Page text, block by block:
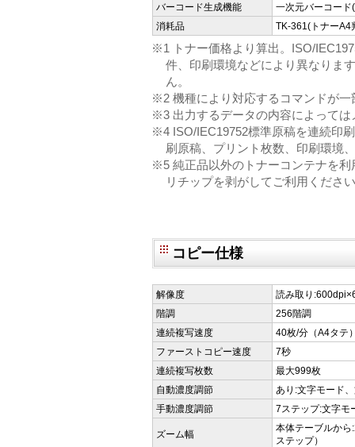
バーコード生成機能
一次元バーコー
消耗品
TK-361(トナーA4
※1 トナー価格より算出。ISO/
件、印刷環境などにより異なりま
ん。
※2 機種により対応するコマンドが一
※3 出力するデータの内容によって
※4 ISO/IEC19752標準原稿を連続印
刷原稿、プリント枚数、印刷環境
※5 純正品以外のトナーコンテナを
リチップを剥がしてご利用くださ
コピー仕様
解像度
読み取り
階調
256階調
連続複写速度
40枚/分（A4タテ
ファーストコピー速度
7秒
連続複写枚数
最大999枚
自動濃度調節
あり:文字モード
手動濃度調節
7ステップ:文字モ
ズーム幅
本体テーブルか
ステップ）